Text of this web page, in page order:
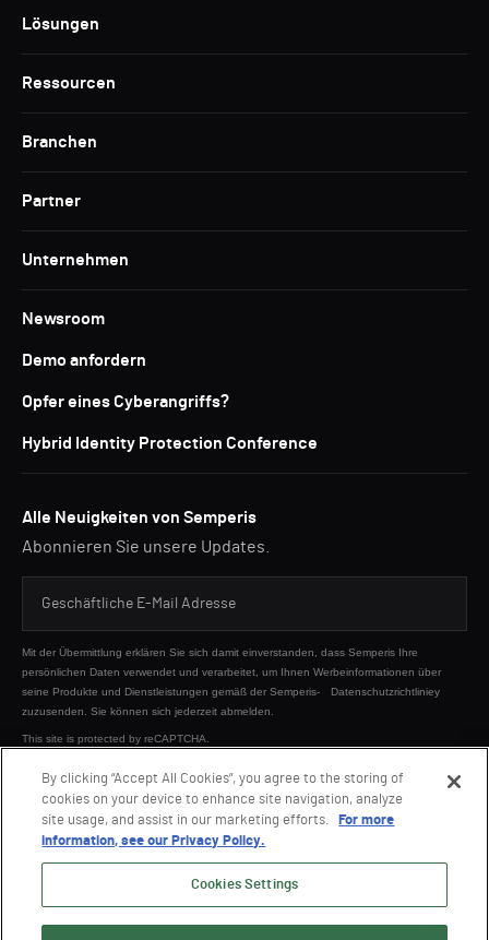
Lösungen
Ressourcen
Branchen
Partner
Unternehmen
Newsroom
Demo anfordern
Opfer eines Cyberangriffs?
Hybrid Identity Protection Conference
Alle Neuigkeiten von Semperis
Abonnieren Sie unsere Updates.
Mit der Übermittlung erklären Sie sich damit einverstanden, dass Semperis Ihre
persönlichen Daten verwendet und verarbeitet, um Ihnen Werbeinformationen über
seine Produkte und Dienstleistungen gemäß der Semperis-
Datenschutzrichtliniey
zuzusenden. Sie können sich jederzeit abmelden.
This site is protected by reCAPTCHA.
SENDEN
By clicking “Accept All Cookies”, you agree to the storing of
cookies on your device to enhance site navigation, analyze
site usage, and assist in our marketing efforts.
For more
information, see our Privacy Policy.
Cookies Settings